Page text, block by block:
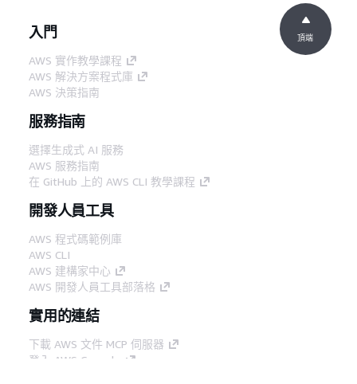
入門
AWS 實作教學課程
AWS 解決方案程式庫
AWS 決策指南
服務指南
選擇生成式 AI 服務
AWS 服務指南
在 GitHub 上的 AWS CLI 教學課程
開發人員工具
AWS 程式碼範例庫
AWS CLI
AWS 建構家中心
AWS 開發人員工具部落格
實用的連結
下載 AWS 文件 MCP 伺服器
登入 AWS Console
頂端